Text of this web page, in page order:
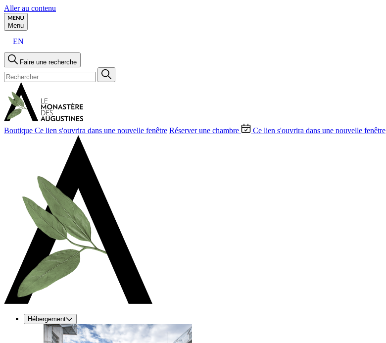
Aller au contenu
Menu
EN
Faire une recherche
Boutique Ce lien s'ouvrira dans une nouvelle fenêtre Réserver une chambre Ce lien s'ouvrira dans une nouvelle fenêtre
Hébergement